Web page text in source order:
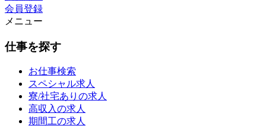
会員登録
メニュー
仕事を探す
お仕事検索
スペシャル求人
寮/社宅ありの求人
高収入の求人
期間工の求人